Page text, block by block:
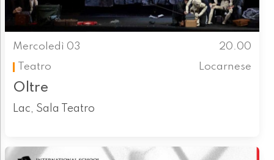
Mercoledì 03
20.00
Teatro
Locarnese
Oltre
Lac, Sala Teatro